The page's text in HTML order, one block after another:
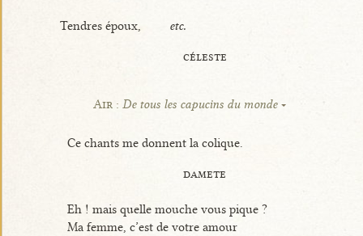
Tendres époux, etc.
céleste
Air : De tous les capucins du monde
Ce chants me donnent la colique.
damete
Eh ! mais quelle mouche vous pique ?
Ma femme, c’est de votre amour